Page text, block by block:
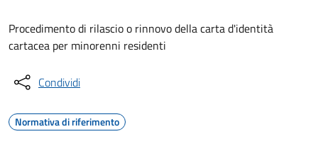
Procedimento di rilascio o rinnovo della carta d'identità
cartacea per minorenni residenti
Condividi
Normativa di riferimento